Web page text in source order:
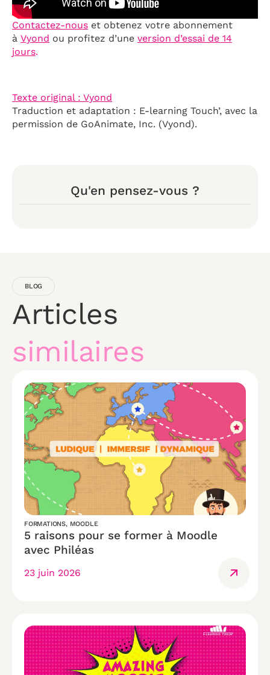
Contactez-nous et obtenez votre abonnement
à Vyond ou profitez d’une version d’essai de 14
jours.
Texte original : Vyond
Traduction et adaptation : E-learning Touch’, avec la
permission de GoAnimate, Inc. (Vyond).
Qu'en pensez-vous ?
BLOG
Articles
similaires
FORMATIONS, MOODLE
5 raisons pour se former à Moodle
avec Philéas
23 juin 2026